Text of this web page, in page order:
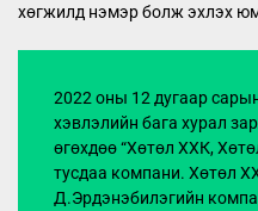
хөгжилд нэмэр болж эхлэх
2022 оны 12 дугаар
хэвлэлийн бага хурал
өгөхдөө “Хөтөл ХХК,
тусдаа компани. Хөтөл
Д.Эрдэнэбилэгийн